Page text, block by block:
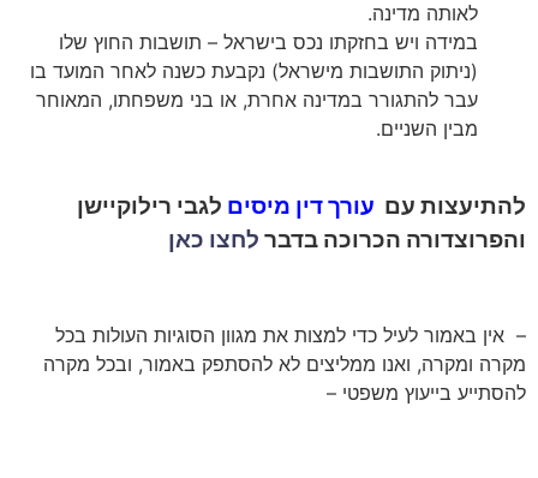
לאותה מדינה.
במידה ויש בחזקתו נכס בישראל – תושבות החוץ שלו
(ניתוק התושבות מישראל) נקבעת כשנה לאחר המועד בו
עבר להתגורר במדינה אחרת, או בני משפחתו, המאוחר
מבין השניים.
להתיעצות עם עורך דין מיסים לגבי רילוקיישן
והפרוצדורה הכרוכה בדבר לחצו כאן
– אין באמור לעיל כדי למצות את מגוון הסוגיות העולות בכל
מקרה ומקרה, ואנו ממליצים לא להסתפק באמור, ובכל מקרה
להסתייע בייעוץ משפטי –